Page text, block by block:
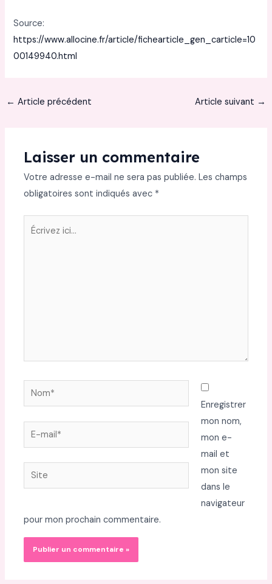
Source:
https://www.allocine.fr/article/fichearticle_gen_carticle=10
00149940.html
← Article précédent Article suivant →
Laisser un commentaire
Votre adresse e-mail ne sera pas publiée. Les champs
obligatoires sont indiqués avec *
Écrivez
Nom*
E-
mail*
Site
Enregistrer
mon nom,
mon e-
mail et
mon site
dans le
navigateur
pour mon prochain commentaire.